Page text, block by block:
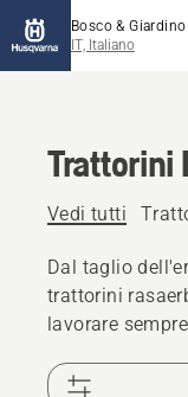
Bosco & Giardino
IT, Italiano
Trattorini
Vedi tutti
Dal taglio
trattorini
lavorare
intende il